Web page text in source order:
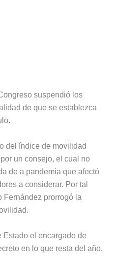
suspendió los
de que se establezca
del índice de movilidad
un consejo, el cual no
de a pandemia que afectó
a considerar. Por tal
Fernández prorrogó la
Estado el encargado de
en lo que resta del año.